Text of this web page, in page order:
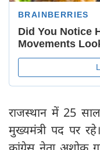
राजस्थान में 25
मुख्यमंत्री पद पर